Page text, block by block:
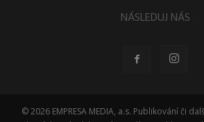
NÁSLEDUJ NÁS
© 2026 EMPRESA MEDIA, a.s. Publikování či